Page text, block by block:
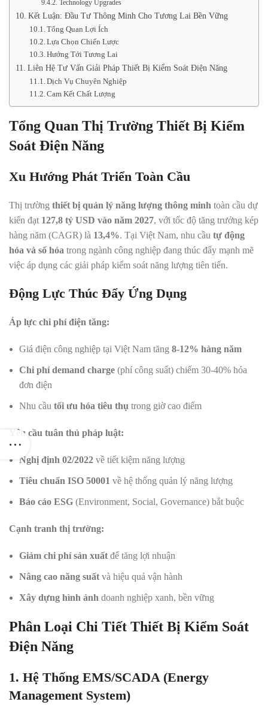
Technology Upgrades
Kết Luận: Đầu Tư Thông Minh Cho Tương Lai Bền Vững
Tổng Quan Lợi Ích
Lựa Chọn Chiến Lược
Hướng Tới Tương Lai
Liên Hệ Tư Vấn Giải Pháp Thiết Bị Kiểm Soát Điện Năng
Dịch Vụ Chuyên Nghiệp
Cam Kết Chất Lượng
Tổng Quan Thị Trường Thiết Bị Kiểm
Soát Điện Năng
Xu Hướng Phát Triển Toàn Cầu
Thị trường thiết bị quản lý năng lượng thông minh toàn cầu dự
kiến đạt 127,8 tỷ USD vào năm 2027, với tốc độ tăng trưởng kép
hàng năm (CAGR) là 13,4%. Tại Việt Nam, nhu cầu tự động
hóa và số hóa trong ngành công nghiệp đang thúc đẩy mạnh mẽ
việc áp dụng các giải pháp kiểm soát năng lượng tiên tiến.
Động Lực Thúc Đẩy Ứng Dụng
Áp lực chi phí điện tăng:
Giá điện công nghiệp tại Việt Nam tăng 8-12% hàng năm
Chi phí demand charge (phí công suất) chiếm 30-40% hóa
đơn điện
Nhu cầu tối ưu hóa tiêu thụ trong giờ cao điểm
Yêu cầu tuân thủ pháp luật:
Nghị định 02/2022 về tiết kiệm năng lượng
Tiêu chuẩn ISO 50001 về hệ thống quản lý năng lượng
Báo cáo ESG (Environment, Social, Governance) bắt buộc
Cạnh tranh thị trường:
Giảm chi phí sản xuất để tăng lợi nhuận
Nâng cao năng suất và hiệu quả vận hành
Xây dựng hình ảnh doanh nghiệp xanh, bền vững
Phân Loại Chi Tiết Thiết Bị Kiểm Soát
Điện Năng
1. Hệ Thống EMS/SCADA (Energy
Management System)